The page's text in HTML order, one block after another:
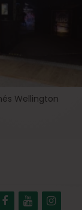
Wellington